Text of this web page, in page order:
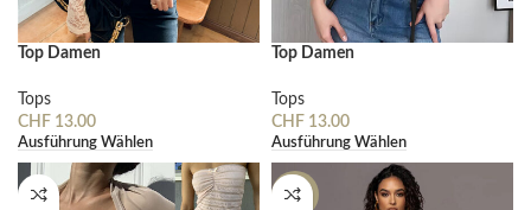
Top Damen
Tops
CHF 13.00
Ausführung Wählen
Top Damen
Tops
CHF 13.00
Ausführung Wählen
-44%